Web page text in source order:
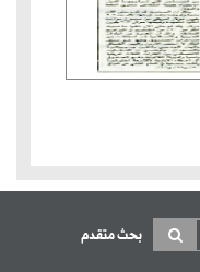
بحث متقدم